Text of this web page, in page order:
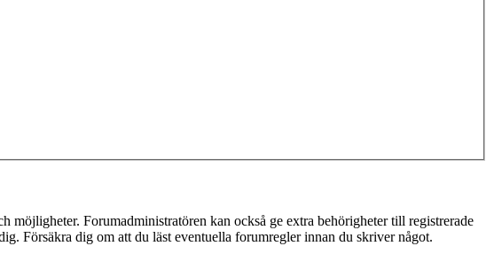
möjligheter. Forumadministratören kan också ge extra behörigheter till registrerade
Försäkra dig om att du läst eventuella forumregler innan du skriver något.